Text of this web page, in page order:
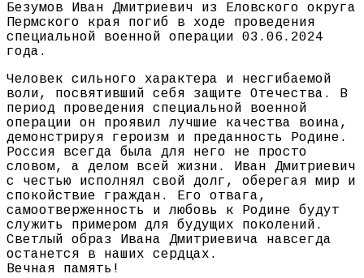
Безумов Иван Дмитриевич из Еловского округа
Пермского края погиб в ходе проведения
специальной военной операции 03.06.2024
года.
Человек сильного характера и несгибаемой
воли, посвятивший себя защите Отечества. В
период проведения специальной военной
операции он проявил лучшие качества воина,
демонстрируя героизм и преданность Родине.
Россия всегда была для него не просто
словом, а делом всей жизни. Иван Дмитриевич
с честью исполнял свой долг, оберегая мир и
спокойствие граждан. Его отвага,
самоотверженность и любовь к Родине будут
служить примером для будущих поколений.
Светлый образ Ивана Дмитриевича навсегда
останется в наших сердцах.
Вечная память!